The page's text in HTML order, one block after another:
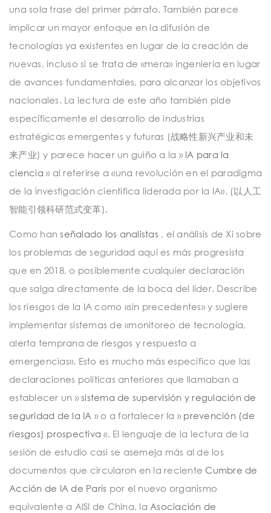
una sola frase del primer párrafo. También parece
implicar un mayor enfoque en la difusión de
tecnologías ya existentes en lugar de la creación de
nuevas, incluso si se trata de «mera» ingeniería en lugar
de avances fundamentales, para alcanzar los objetivos
nacionales. La lectura de este año también pide
específicamente el desarrollo de industrias
estratégicas emergentes y futuras (战略性新兴产业和未
来产业) y parece hacer un guiño a la » IA para la
ciencia » al referirse a «una revolución en el paradigma
de la investigación científica liderada por la IA». (以人工
智能引领科研范式变革).
Como hanseñalado los analistas , el análisis de Xi sobre
los problemas de seguridad aquí es más progresista
que en 2018, o posiblemente cualquier declaración
que salga directamente de la boca del líder. Describe
los riesgos de la IA como «sin precedentes» y sugiere
implementar sistemas de «monitoreo de tecnología,
alerta temprana de riesgos y respuesta a
emergencias». Esto es mucho más específico que las
declaraciones políticas anteriores que llamaban a
establecer un » sistema de supervisión y regulación de
seguridad de la IA » o a fortalecer la » prevención (de
riesgos) prospectiva«. El lenguaje de la lectura de la
sesión de estudio casi se asemeja más al de los
documentos que circularon en la recienteCumbre de
Acción de IA de París por el nuevo organismo
equivalente a AISI de China, la Asociación de